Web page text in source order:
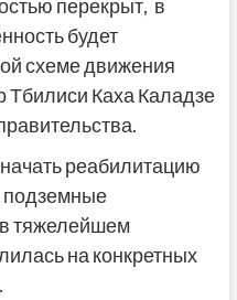
перекрыт, в
будет
схеме движения
Тбилиси Каха Каладзе
реабилитацию
тяжелейшем
на конкретных